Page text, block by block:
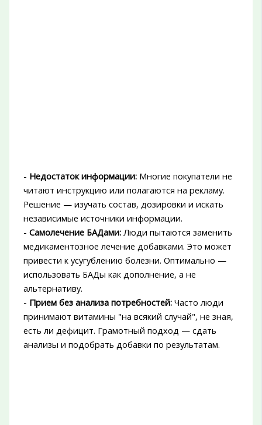
- Недостаток информации:Многие покупатели не
читают инструкцию или полагаются на рекламу.
Решение — изучать состав, дозировки и искать
независимые источники информации.
- Самолечение БАДами:Люди пытаются заменить
медикаментозное лечение добавками. Это может
привести к усугублению болезни. Оптимально —
использовать БАДы как дополнение, а не
альтернативу.
- Прием без анализа потребностей:Часто люди
принимают витамины "на всякий случай", не зная,
есть ли дефицит. Грамотный подход — сдать
анализы и подобрать добавки по результатам.